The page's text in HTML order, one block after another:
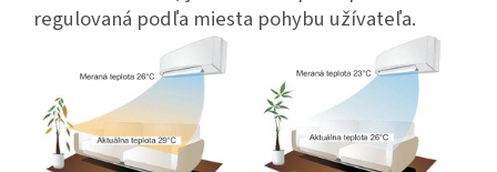
regulovaná podľa miesta pohybu užívateľa.